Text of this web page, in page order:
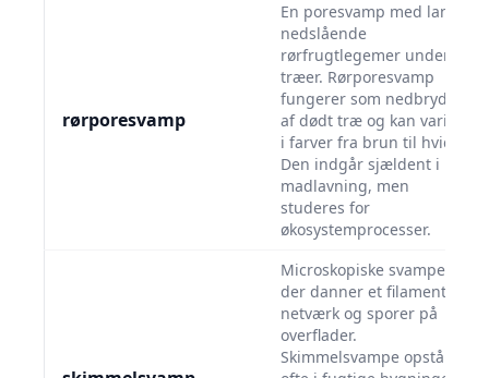
rørporesvamp
En poresvamp med lange,
nedslående
rørfrugtlegemer under
træer. Rørporesvamp
fungerer som nedbryder
af dødt træ og kan variere
i farver fra brun til hvid.
Den indgår sjældent i
madlavning, men
studeres for
økosystemprocesser.
Microskopiske svampe,
der danner et filamentøst
netværk og sporer på
overflader.
Skimmelsvampe opstår